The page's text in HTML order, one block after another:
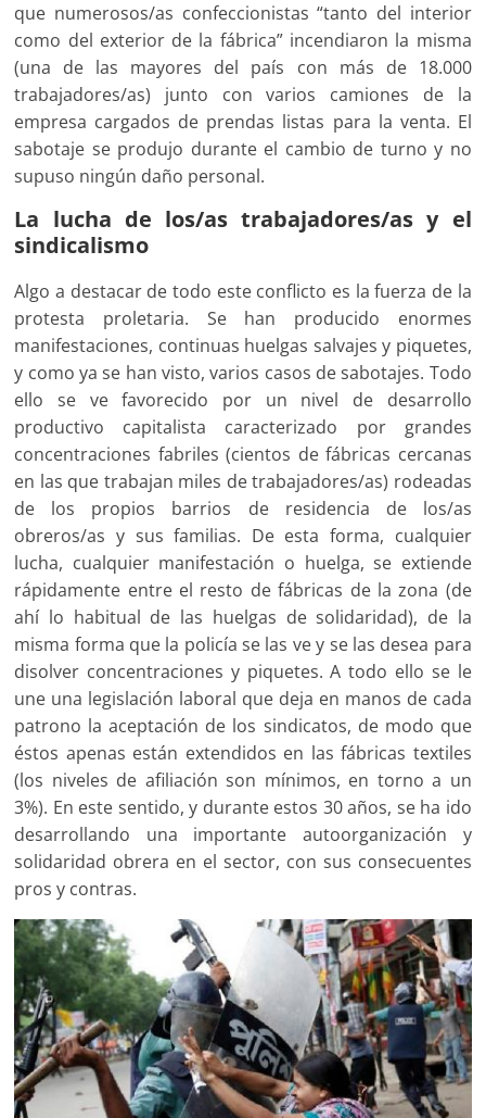
que numerosos/as confeccionistas “tanto del interior
como del exterior de la fábrica” incendiaron la misma
(una de las mayores del país con más de 18.000
trabajadores/as) junto con varios camiones de la
empresa cargados de prendas listas para la venta. El
sabotaje se produjo durante el cambio de turno y no
supuso ningún daño personal.
La lucha de los/as trabajadores/as y el
sindicalismo
Algo a destacar de todo este conflicto es la fuerza de la
protesta proletaria. Se han producido enormes
manifestaciones, continuas huelgas salvajes y piquetes,
y como ya se han visto, varios casos de sabotajes. Todo
ello se ve favorecido por un nivel de desarrollo
productivo capitalista caracterizado por grandes
concentraciones fabriles (cientos de fábricas cercanas
en las que trabajan miles de trabajadores/as) rodeadas
de los propios barrios de residencia de los/as
obreros/as y sus familias. De esta forma, cualquier
lucha, cualquier manifestación o huelga, se extiende
rápidamente entre el resto de fábricas de la zona (de
ahí lo habitual de las huelgas de solidaridad), de la
misma forma que la policía se las ve y se las desea para
disolver concentraciones y piquetes. A todo ello se le
une una legislación laboral que deja en manos de cada
patrono la aceptación de los sindicatos, de modo que
éstos apenas están extendidos en las fábricas textiles
(los niveles de afiliación son mínimos, en torno a un
3%). En este sentido, y durante estos 30 años, se ha ido
desarrollando una importante autoorganización y
solidaridad obrera en el sector, con sus consecuentes
pros y contras.